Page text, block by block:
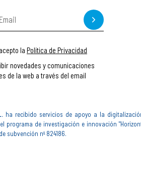
la Política de Privacidad
novedades y comunicaciones
de la web a través del email
ha recibido servicios de apoyo a la
programa de investigación e innovación
subvención nº 824186.